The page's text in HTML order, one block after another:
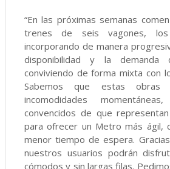
“En las próximas semanas
trenes de seis vagones,
incorporando de manera
disponibilidad y la demanda
conviviendo de forma mixta con
Sabemos que estas obras
incomodidades
convencidos de que
para ofrecer un Metro más ágil,
menor tiempo de espera.
nuestros usuarios podrán
cómodos y sin largas filas.